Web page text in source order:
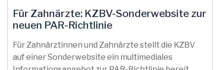
Für Zahnärzte: KZBV-Sonderwebsite zur
neuen PAR-Richtlinie
Für Zahnärztinnen und Zahnärzte stellt die KZBV
auf einer Sonderwebsite ein multimediales